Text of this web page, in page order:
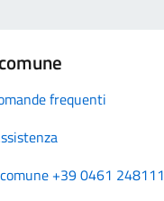
frequenti
+39 0461 248111